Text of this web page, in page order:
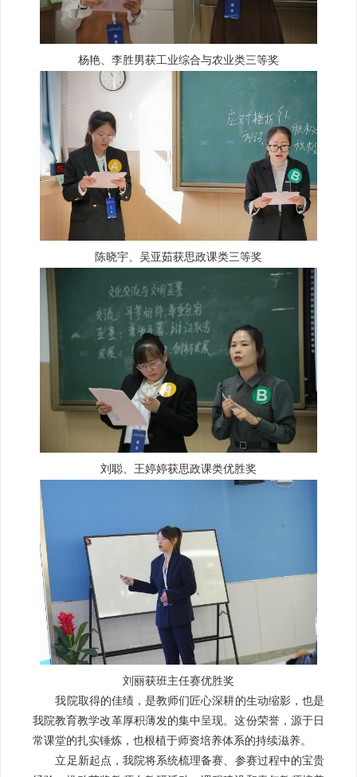
杨艳、李胜男获工业综合与农业类三等奖
陈晓宇、吴亚茹获思政课类三等奖
刘聪、王婷婷获思政课类优胜奖
刘丽获班主任赛优胜奖
我院取得的佳绩，是教师们匠心深耕的生动缩影，也是
我院教育教学改革厚积薄发的集中呈现。这份荣誉，源于日
常课堂的扎实锤炼，也根植于师资培养体系的持续滋养。
立足新起点，我院将系统梳理备赛、参赛过程中的宝贵